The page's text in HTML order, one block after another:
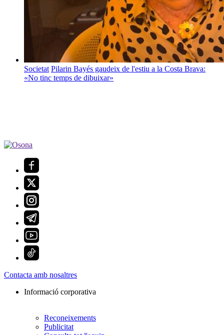
Societat Pilarin Bayés gaudeix de l'estiu a la Costa Brava:
«No tinc temps de dibuixar»
Contacta amb nosaltres
Informació corporativa
Reconeixements
Publicitat